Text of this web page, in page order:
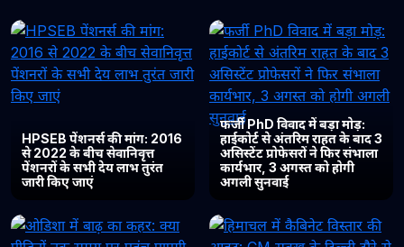
HPSEB पेंशनर्स की मांग: 2016
से 2022 के बीच सेवानिवृत्त
पेंशनरों के सभी देय लाभ तुरंत
जारी किए जाएं
फर्जी PhD विवाद में बड़ा मोड़:
हाईकोर्ट से अंतरिम राहत के बाद 3
असिस्टेंट प्रोफेसरों ने फिर संभाला
कार्यभार, 3 अगस्त को होगी
अगली सुनवाई